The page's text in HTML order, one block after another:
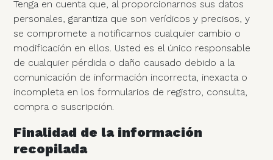
Tenga en cuenta que, al proporcionarnos sus datos
personales, garantiza que son verídicos y precisos, y
se compromete a notificarnos cualquier cambio o
modificación en ellos. Usted es el único responsable
de cualquier pérdida o daño causado debido a la
comunicación de información incorrecta, inexacta o
incompleta en los formularios de registro, consulta,
compra o suscripción.
Finalidad de la información
recopilada